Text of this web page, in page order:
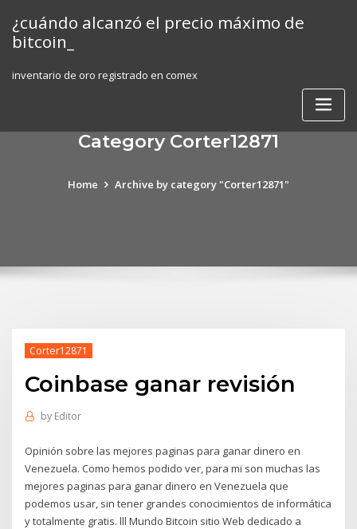
content
¿cuándo alcanzó el precio máximo de
bitcoin_
inventario de oro registrado en comex
Category Corter12871
Home Archive by category "Corter12871"
Corter12871
Coinbase ganar revisión
by Editor
Opinión sobre las mejores paginas para ganar dinero en
Venezuela. Como hemos podido ver, para mi son muchas las
mejores paginas para ganar dinero en Venezuela que
podemos usar, sin tener grandes conocimientos de informática
y totalmente gratis. lll Mundo Bitcoin sitio Web dedicado a